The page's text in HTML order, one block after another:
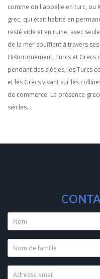
comme on l'appelle en turc, ou
grec, qui était habité en
resté vide et en ruine, avec
de la mer soufflant à travers
Historiquement, Turcs et Grecs
pendant des siècles, les Turcs
et les Grecs vivant sur les
de commerce. La présence
siècles...